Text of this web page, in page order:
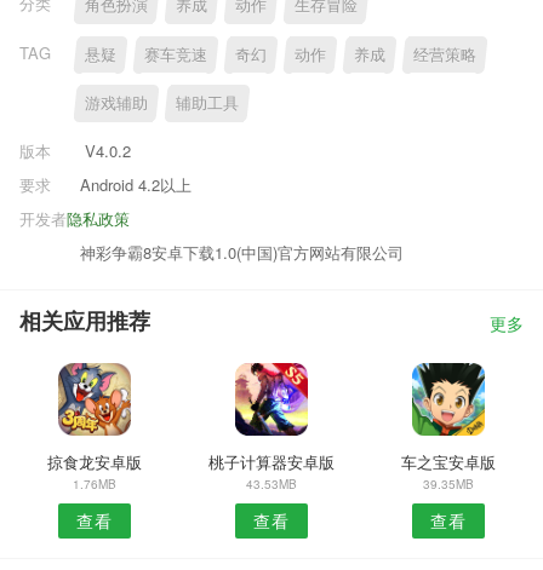
TAG 悬疑 赛车竞速 奇幻 动作 养成 经营策略
游戏辅助 辅助工具
版本
V4.0.2
要求
Android 4.2以上
隐私政策
开发者
神彩争霸8安卓下载1.0(中国)官方网站有限公司
相关应用推荐 更多
掠食龙安卓版
1.76MB
查看
桃子计算器安卓版
43.53MB
查看
车之宝安卓版
39.35MB
查看